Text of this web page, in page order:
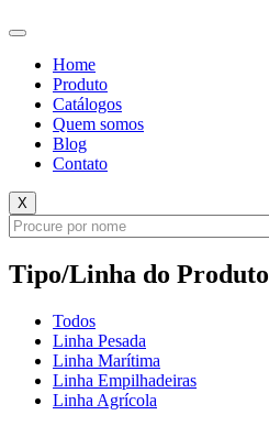
Home
Produto
Catálogos
Quem somos
Blog
Contato
X
Tipo/Linha do Produto
Todos
Linha Pesada
Linha Marítima
Linha Empilhadeiras
Linha Agrícola